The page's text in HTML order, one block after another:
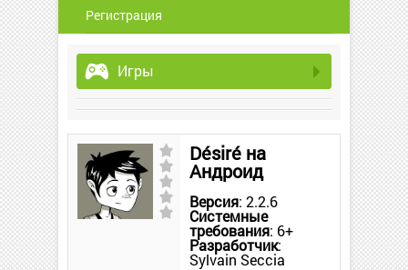
Регистрация
Игры
Désiré на
Андроид
Версия: 2.2.6
Системные
требования: 6+
Разработчик:
Sylvain Seccia